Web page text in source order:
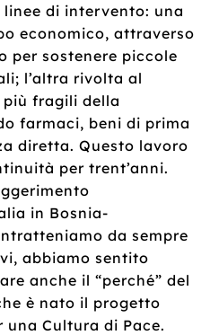
di intervento: una
economico, attraverso
per sostenere piccole
l’altra rivolta al
più fragili della
farmaci, beni di prima
diretta. Questo lavoro
per trent’anni.
in Bosnia-
da sempre
abbiamo sentito
anche il “perché” del
è nato il progetto
una Cultura di Pace.